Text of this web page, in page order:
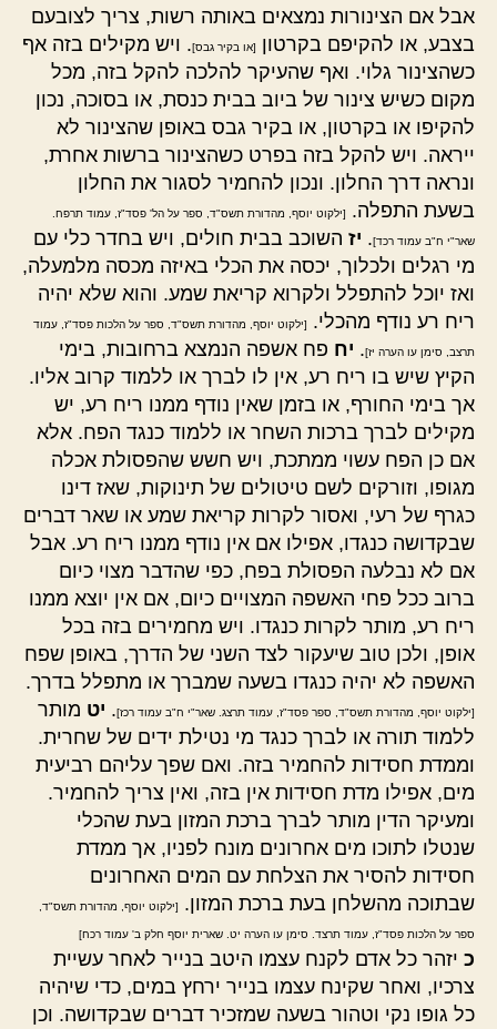
אבל אם הצינורות נמצאים באותה רשות, צריך לצובעם
בצבע, או להקיפם בקרטון
[או בקיר גבס]. ויש מקילים בזה אף
כשהצינור גלוי. ואף שהעיקר להלכה להקל בזה, מכל
מקום כשיש צינור של ביוב בבית כנסת, או בסוכה, נכון
להקיפו או בקרטון, או בקיר גבס באופן שהצינור לא
ייראה. ויש להקל בזה בפרט כשהצינור ברשות אחרת,
ונראה דרך החלון. ונכון להחמיר לסגור את החלון
בשעת התפלה.
[ילקוט יוסף, מהדורת תשס"ד, ספר על הל' פסד"ז, עמוד תרפח.
שאר"י ח"ב עמוד רכד]. יז השוכב בבית חולים, ויש בחדר כלי עם
מי רגלים ולכלוך, יכסה את הכלי באיזה מכסה מלמעלה,
ואז יוכל להתפלל ולקרוא קריאת שמע. והוא שלא יהיה
ריח רע נודף מהכלי.
[ילקוט יוסף, מהדורת תשס"ד, ספר על הלכות פסד"ז, עמוד
תרצב, סימן עו הערה יז]. יח פח אשפה הנמצא ברחובות, בימי
הקיץ שיש בו ריח רע, אין לו לברך או ללמוד קרוב אליו.
אך בימי החורף, או בזמן שאין נודף ממנו ריח רע, יש
מקילים לברך ברכות השחר או ללמוד כנגד הפח. אלא
אם כן הפח עשוי ממתכת, ויש חשש שהפסולת אכלה
מגופו, וזורקים לשם טיטולים של תינוקות, שאז דינו
כגרף של רעי, ואסור לקרות קריאת שמע או שאר דברים
שבקדושה כנגדו, אפילו אם אין נודף ממנו ריח רע. אבל
אם לא נבלעה הפסולת בפח, כפי שהדבר מצוי כיום
ברוב ככל פחי האשפה המצויים כיום, אם אין יוצא ממנו
ריח רע, מותר לקרות כנגדו. ויש מחמירים בזה בכל
אופן, ולכן טוב שיעקור לצד השני של הדרך, באופן שפח
האשפה לא יהיה כנגדו בשעה שמברך או מתפלל בדרך.
[ילקוט יוסף, מהדורת תשס"ד, ספר פסד"ז, עמוד תרצג. שאר"י ח"ב עמוד רכז]. יט מותר
ללמוד תורה או לברך כנגד מי נטילת ידים של שחרית.
וממדת חסידות להחמיר בזה. ואם שפך עליהם רביעית
מים, אפילו מדת חסידות אין בזה, ואין צריך להחמיר.
ומעיקר הדין מותר לברך ברכת המזון בעת שהכלי
שנטלו לתוכו מים אחרונים מונח לפניו, אך ממדת
חסידות להסיר את הצלחת עם המים האחרונים
שבתוכה מהשלחן בעת ברכת המזון.
[ילקוט יוסף, מהדורת תשס"ד,
ספר על הלכות פסד"ז, עמוד תרצד. סימן עו הערה יט. שארית יוסף חלק ב' עמוד רכח]
כ יזהר כל אדם לקנח עצמו היטב בנייר לאחר עשיית
צרכיו, ואחר שקינח עצמו בנייר ירחץ במים, כדי שיהיה
כל גופו נקי וטהור בשעה שמזכיר דברים שבקדושה. וכן